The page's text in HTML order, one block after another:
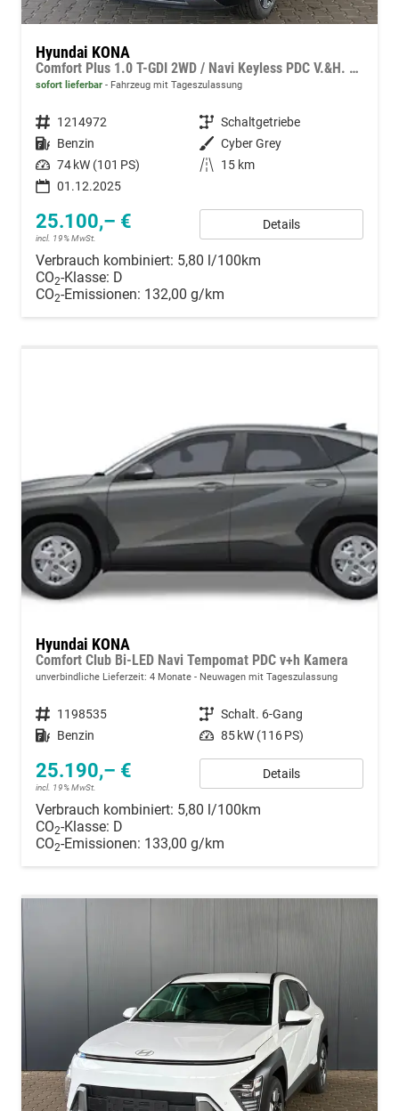
Hyundai KONA
Comfort Plus 1.0 T-GDI 2WD / Navi Keyless PDC V.&H. Kamera Sitz & Lenkr.Heiz./ LED Privacy
sofort lieferbar Fahrzeug mit Tageszulassung
Fahrzeugnummer 1214972 Getriebe Schaltgetriebe
Kraftstoff Benzin Außenfarbe Cyber Grey
Leistung 74 kW (101 PS) Kilometerstand
15 km
01.12.2025
25.100,– €
incl. 19% MwSt.
Details
Verbrauch kombiniert: 5,80 l/100km
CO2-Klasse: D
CO2-Emissionen: 132,00 g/km
Hyundai KONA
Comfort Club Bi-LED Navi Tempomat PDC v+h Kamera
unverbindliche Lieferzeit: 4 Monate Neuwagen mit Tageszulassung
Fahrzeugnummer 1198535 Getriebe Schalt. 6-Gang
Kraftstoff Benzin Leistung 85 kW (116 PS)
25.190,– €
incl. 19% MwSt.
Details
Verbrauch kombiniert: 5,80 l/100km
CO2-Klasse: D
CO2-Emissionen: 133,00 g/km